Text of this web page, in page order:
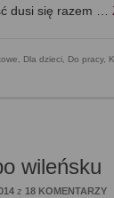
dusi się razem …
, Dla dzieci, Do pracy,
wileńsku
z 18 KOMENTARZY